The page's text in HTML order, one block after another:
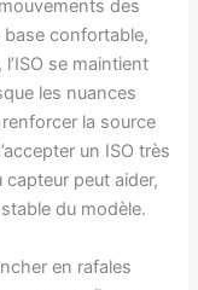
des
base confortable,
se maintient
les nuances
la source
un ISO très
capteur peut aider,
du modèle.
en rafales